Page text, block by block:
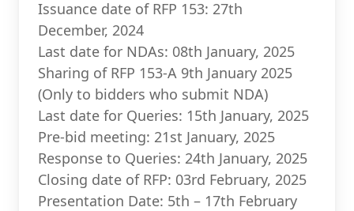
Issuance date of RFP 153: 27th
December, 2024
Last date for NDAs: 08th January, 2025
Sharing of RFP 153-A 9th January 2025
(Only to bidders who submit NDA)
Last date for Queries: 15th January, 2025
Pre-bid meeting: 21st January, 2025
Response to Queries: 24th January, 2025
Closing date of RFP: 03rd February, 2025
Presentation Date: 5th – 17th February